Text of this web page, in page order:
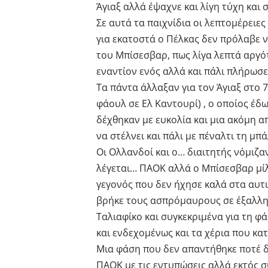
Άγιαξ αλλά έψαχνε και λίγη τύχη
Σε αυτά τα παιχνίδια οι
για εκατοστά ο Πέλκας δεν πρόλαβε
του Μπίσεσβαρ, πως λίγα λεπτά
εναντίον ενός αλλά και πάλι
Τα πάντα άλλαξαν για τον Άγιαξ στο
φάουλ σε Ελ Καντουρί) , ο οποίος
δέχθηκαν με ευκολία και μια ακόμη
να στέλνει και πάλι με πέναλτι τη
Οι Ολλανδοί και ο… διαιτητής
λέγεται… ΠΑΟΚ αλλά ο Μπίσεσβαρ
γεγονός που δεν ήχησε καλά στα
βρήκε τους ασπρόμαυρους σε
Ταλιαφίκο και συγκεκριμένα για τη
και ενδεχομένως και τα χέρια που
Μια φάση που δεν απαντήθηκε ποτέ
ΠΑΟΚ με τις εντυπώσεις αλλά εκτός